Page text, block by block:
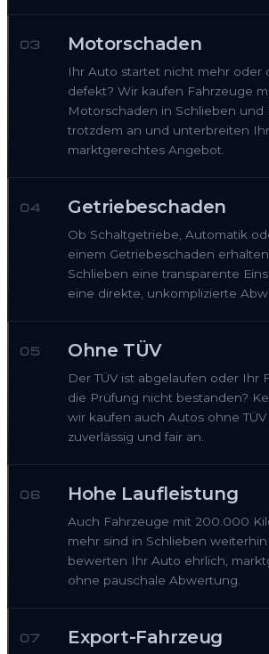
03 Motorschaden
Ihr Auto startet nicht mehr oder
defekt? Wir kaufen Fahrzeuge
Motorschaden in Schlieben und
trotzdem an und unterbreiten
marktgerechtes Angebot.
04 Getriebeschaden
Ob Schaltgetriebe, Automatik
einem Getriebeschaden
Schlieben eine transparente
eine direkte, unkomplizierte
05 Ohne TÜV
Der TÜV ist abgelaufen oder Ihr
die Prüfung nicht bestanden?
wir kaufen auch Autos ohne
zuverlässig und fair an.
06 Hohe Laufleistung
Auch Fahrzeuge mit 200.000
mehr sind in Schlieben
bewerten Ihr Auto ehrlich,
ohne pauschale Abwertung.
07 Export-Fahrzeug